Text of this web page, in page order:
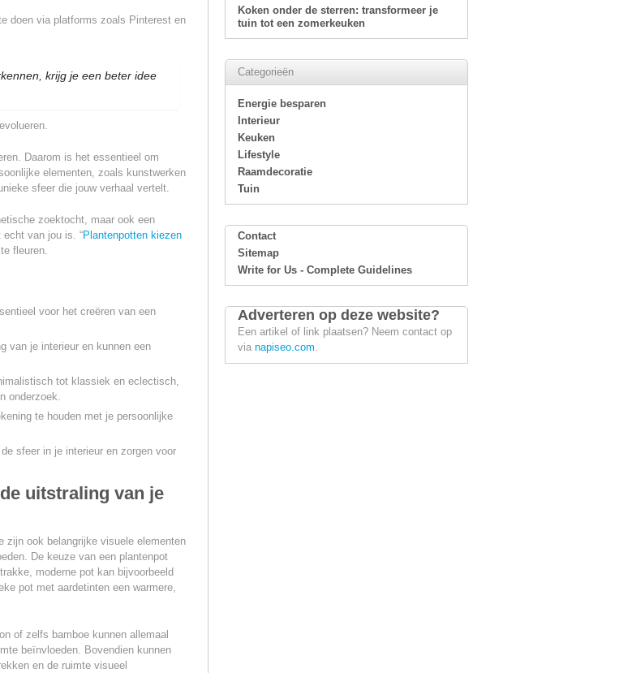
doen via platforms zoals Pinterest en
krijg je een beter idee
Daarom is het essentieel om
elementen, zoals kunstwerken
sfeer die jouw verhaal vertelt.
zoektocht, maar ook een
van jou is. “Plantenpotten kiezen
fleuren.
voor het creëren van een
van je interieur en kunnen een
tot klassiek en eclectisch,
onderzoek.
te houden met je persoonlijke
sfeer in je interieur en zorgen voor
uitstraling van je
zijn ook belangrijke visuele elementen
De keuze van een plantenpot
moderne pot kan bijvoorbeeld
pot met aardetinten een warmere,
of zelfs bamboe kunnen allemaal
beïnvloeden. Bovendien kunnen
en de ruimte visueel
Koken onder de sterren: transformeer je
tuin tot een zomerkeuken
Categorieën
Energie besparen
Interieur
Keuken
Lifestyle
Raamdecoratie
Tuin
Contact
Sitemap
Write for Us - Complete Guidelines
Adverteren op deze website?
Een artikel of link plaatsen? Neem contact op
via napiseo.com.